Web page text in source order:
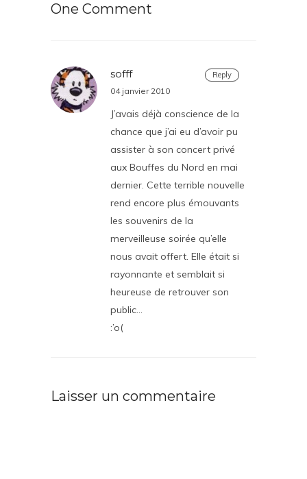
One Comment
Reply
sofff
04 janvier 2010
J’avais déjà conscience de la
chance que j’ai eu d’avoir pu
assister à son concert privé
aux Bouffes du Nord en mai
dernier. Cette terrible nouvelle
rend encore plus émouvants
les souvenirs de la
merveilleuse soirée qu’elle
nous avait offert. Elle était si
rayonnante et semblait si
heureuse de retrouver son
public…
:’o(
Laisser un commentaire